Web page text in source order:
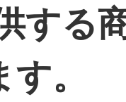
する
。